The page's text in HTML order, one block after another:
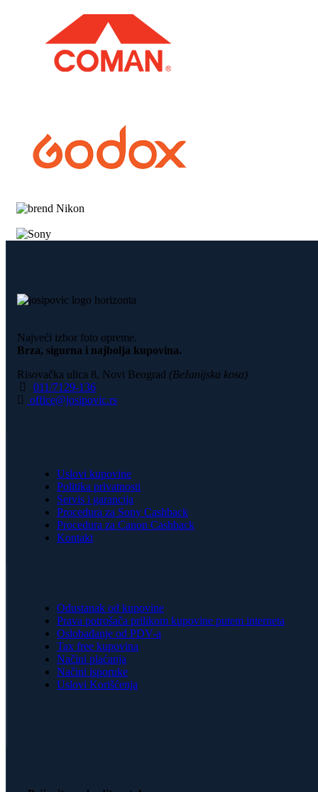
Najveći izbor foto opreme.
Brza, sigurna i najbolja kupovina.
Risovačka ulica 8, Novi Beograd (Bežanijska kosa)
011/7129-136
office@josipovic.rs
Uslovi kupovine
Politika privatnosti
Servis i garancija
Procedura za Sony Cashback
Procedura za Canon Cashback
Kontakt
Odustanak od kupovine
Prava potrošača prilikom kupovine putem interneta
Oslobađanje od PDV-a
Tax free kupovina
Načini plaćanja
Načini isporuke
Uslovi Korišćenja